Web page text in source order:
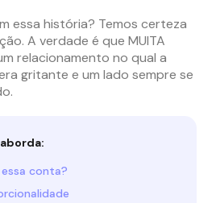
essa história? Temos certeza
A verdade é que MUITA
relacionamento no qual a
gritante e um lado sempre se
conta?